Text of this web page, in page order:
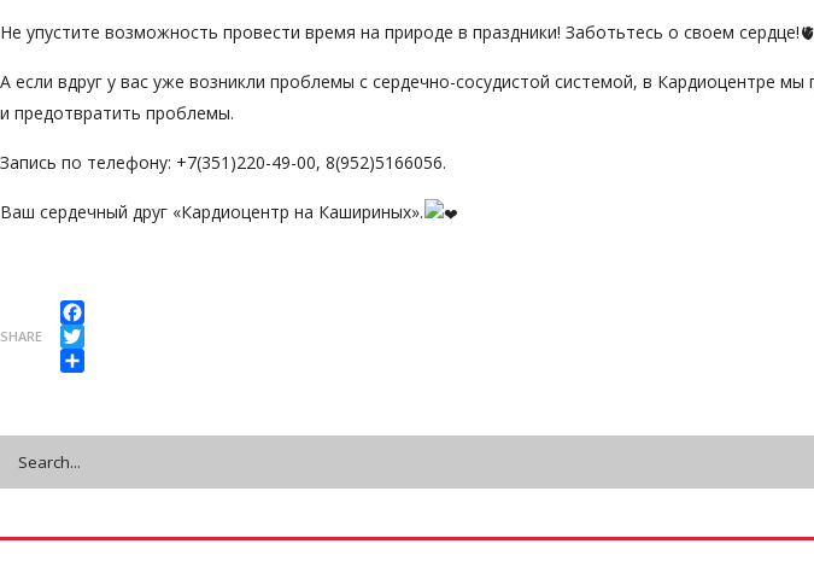
Не упустите возможность провести время на природе в праздники! Заботьтесь о своем сердце!🫀
А если вдруг у вас уже возникли проблемы с сердечно-сосудистой системой, в Кардиоцентре
и предотвратить проблемы.
Запись по телефону: +7(351)220-49-00, 8(952)5166056.
Ваш сердечный друг «Кардиоцентр на Кашириных».
SHARE
Facebook
Twitter
Share